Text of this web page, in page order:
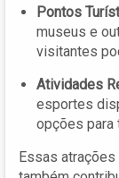
Pontos
museus e
visitantes
Atividades
esportes
opções para
Essas